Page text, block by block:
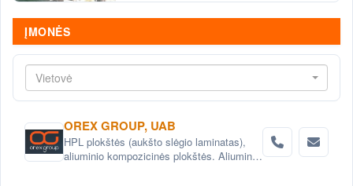
ĮMONĖS
Vietovė
OREX GROUP, UAB
HPL plokštės (aukšto slėgio laminatas),
aliuminio kompozicinės plokštės. Aliuminio